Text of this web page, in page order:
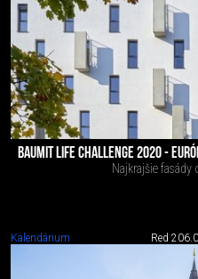
BAUMIT LIFE CHALLENGE 2020 -
Najkrajšie fasády
Kalendárium Red 2